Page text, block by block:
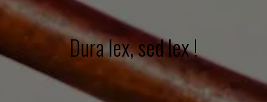
Dura lex, sed lex !